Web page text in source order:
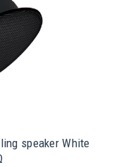
speaker White